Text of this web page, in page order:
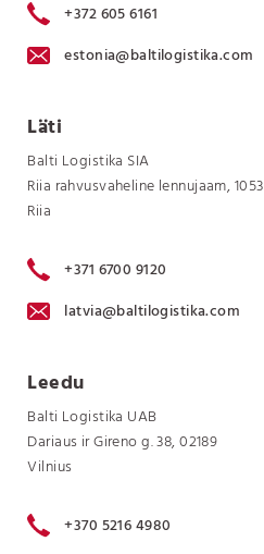
+372 605 6161
estonia@baltilogistika.com
Läti
Balti Logistika SIA
Riia rahvusvaheline lennujaam, 1053
Riia
+371 6700 9120
latvia@baltilogistika.com
Leedu
Balti Logistika UAB
Dariaus ir Gireno g. 38, 02189
Vilnius
+370 5216 4980